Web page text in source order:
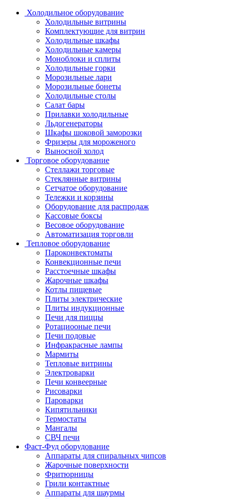
Холодильное оборудование
Холодильные витрины
Комплектующие для витрин
Холодильные шкафы
Холодильные камеры
Моноблоки и сплиты
Холодильные горки
Морозильные лари
Морозильные бонеты
Холодильные столы
Салат бары
Прилавки холодильные
Льдогенераторы
Шкафы шоковой заморозки
Фризеры для мороженого
Выносной холод
Торговое оборудование
Стеллажи торговые
Стеклянные витрины
Сетчатое оборудование
Тележки и корзины
Оборудование для распродаж
Кассовые боксы
Весовое оборудование
Автоматизация торговли
Тепловое оборудование
Пароконвектоматы
Конвекционные печи
Расстоечные шкафы
Жарочные шкафы
Котлы пищевые
Плиты электрические
Плиты индукционные
Печи для пиццы
Ротациооные печи
Печи подовые
Инфракрасные лампы
Мармиты
Тепловые витрины
Электроварки
Печи конвеерные
Рисоварки
Пароварки
Кипятильники
Термостаты
Мангалы
СВЧ печи
Фаст-Фуд оборудование
Аппараты для спиральных чипсов
Жарочные поверхности
Фритюрницы
Грили контактные
Аппараты для шаурмы